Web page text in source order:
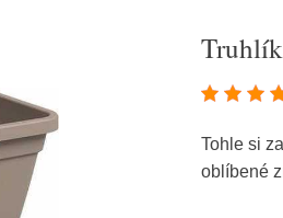
Tohle si
oblíbené